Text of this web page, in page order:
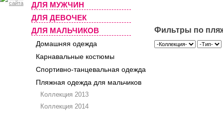
ДЛЯ МУЖЧИН
ДЛЯ ДЕВОЧЕК
ДЛЯ МАЛЬЧИКОВ
Домашняя одежда
Карнавальные костюмы
Спортивно-танцевальная одежда
Пляжная одежда для мальчиков
Коллекция 2013
Коллекция 2014
Фильтры по